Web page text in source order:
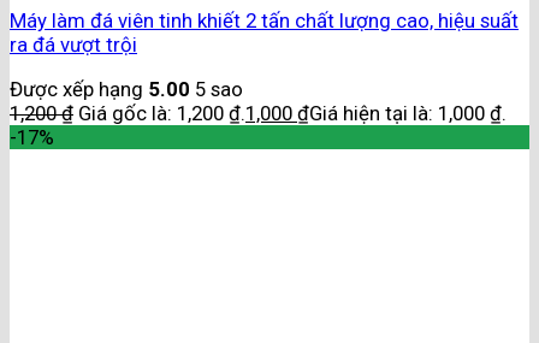
Máy làm đá viên tinh khiết 2 tấn chất lượng cao, hiệu suất
ra đá vượt trội
Được xếp hạng 5.00 5 sao
1,200₫ Giá gốc là: 1,200 ₫.1,000 ₫Giá hiện tại là: 1,000 ₫.
-17%